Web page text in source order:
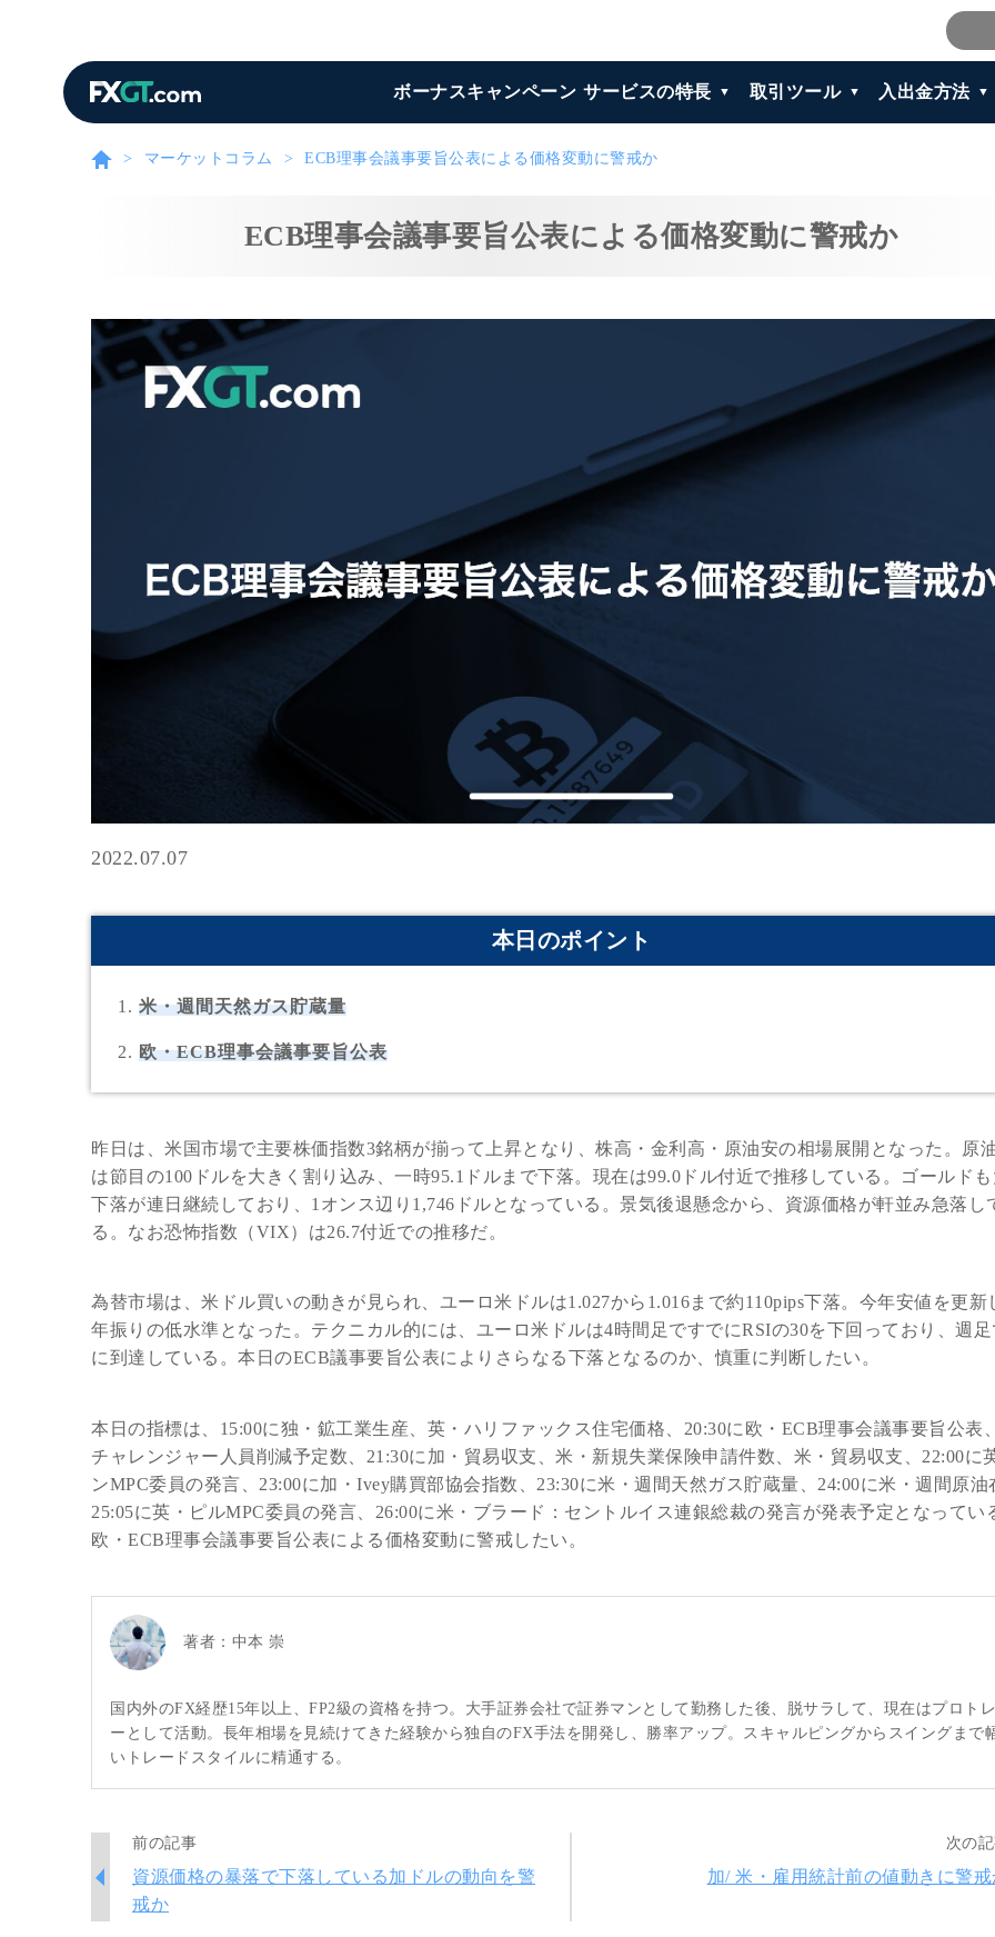
ボーナスキャンペーン サービスの特長 取引ツール 入出金方法
マーケットコラム ECB理事会議事要旨公表による価格変動に警戒か
ECB理事会議事要旨公表による価格変動に警戒か
2022.07.07
本日のポイント
米・週間天然ガス貯蔵量
欧・ECB理事会議事要旨公表
昨日は、米国市場で主要株価指数3銘柄が揃って上昇となり、株高・金利高・原油安の相場展開となった。原
は節目の100ドルを大きく割り込み、一時95.1ドルまで下落。現在は99.0ドル付近で推移している。ゴールド
下落が連日継続しており、1オンス辺り1,746ドルとなっている。景気後退懸念から、資源価格が軒並み急落し
る。なお恐怖指数（VIX）は26.7付近での推移だ。
為替市場は、米ドル買いの動きが見られ、ユーロ米ドルは1.027から1.016まで約110pips下落。今年安値を更新
年振りの低水準となった。テクニカル的には、ユーロ米ドルは4時間足ですでにRSIの30を下回っており、週足
に到達している。本日のECB議事要旨公表によりさらなる下落となるのか、慎重に判断したい。
本日の指標は、15:00に独・鉱工業生産、英・ハリファックス住宅価格、20:30に欧・ECB理事会議事要旨公表
チャレンジャー人員削減予定数、21:30に加・貿易収支、米・新規失業保険申請件数、米・貿易収支、22:00に
ンMPC委員の発言、23:00に加・Ivey購買部協会指数、23:30に米・週間天然ガス貯蔵量、24:00に米・週間原油
25:05に英・ピルMPC委員の発言、26:00に米・ブラード：セントルイス連銀総裁の発言が発表予定となってい
欧・ECB理事会議事要旨公表による価格変動に警戒したい。
著者： 中本 崇
国内外のFX経歴15年以上、FP2級の資格を持つ。大手証券会社で証券マンとして勤務した後、脱サラして、現在はプロト
ーとして活動。長年相場を見続けてきた経験から独自のFX手法を開発し、勝率アップ。スキャルピングからスイングまで
いトレードスタイルに精通する。
前の記事
資源価格の暴落で下落している加ドルの動向を警
戒か
次の
加/ 米・雇用統計前の値動きに警戒